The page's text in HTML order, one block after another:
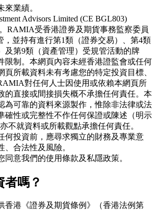
來業績。
Advisors Limited (CE BGL803)
RAMIA受香港證券及期貨事務監察委員
，並持有進行第1類（證券交易）、第4類
及第9類（資產管理）受規管活動的牌
限制。本網頁內容未經香港證監會或任何
頁所載資料未有考慮您的特定投資目標、
對任何人士因使用或依賴本網頁所
的直接或間接損失概不承擔任何責任。本
為可靠的資料來源製作，惟除非法律或法
確性或完整性不作任何保證或陳述（明示
不就資料或所載觀點承擔任何責任。
何投資前，應尋求獨立的財務及專業意
、合法性及風險。
同意我們的使用條款及私隱政策。
者嗎？
香港《證券及期貨條例》（香港法例第